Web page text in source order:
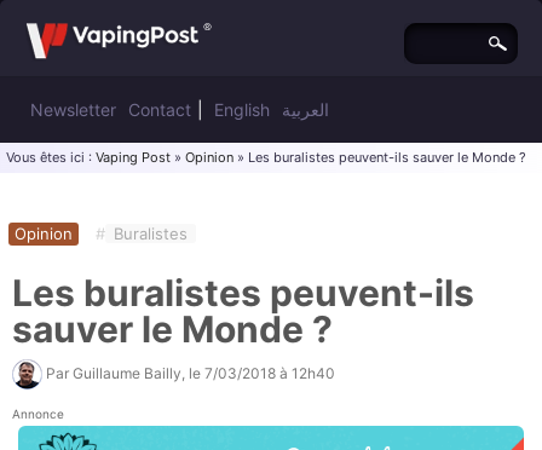
Newsletter Contact English العربية
Vous êtes ici : Vaping Post » Opinion » Les buralistes peuvent-ils sauver le Monde ?
Opinion # Buralistes
Les buralistes peuvent-ils
sauver le Monde ?
Par Guillaume Bailly , le 7/03/2018 à 12h40
Annonce